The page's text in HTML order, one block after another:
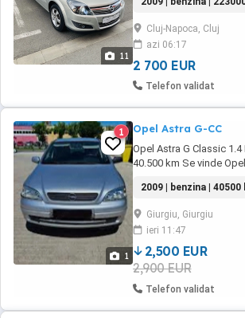
11
inchidere centralizata
remorcare proiectoare
electrocromata geamuri
incalzite geamuri
...
Cluj-Napoca, Cluj
azi 06:17
2 700 EUR
Telefon validat
1
1 Opel Astra G-CC
Opel Astra G Classic
40.500 km Se vinde
benzină, 90 CP (66 kW).
40500 km, un rulaj
fiind ideală pentru cine
fiabil și economic.
2009 | benzina | 40500
Giurgiu, Giurgiu
ieri 11:47
2,500 EUR
2,900 EUR
Telefon validat